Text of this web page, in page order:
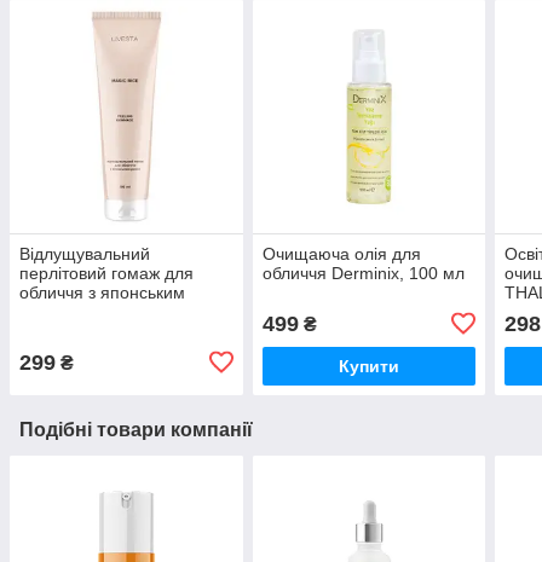
Відлущувальний
перлітовий гомаж для
обличчя з японським
299 ₴
Очищаюча олія для
обличчя Derminix, 100 мл
499₴
Купити
298
Подібні товари компанії